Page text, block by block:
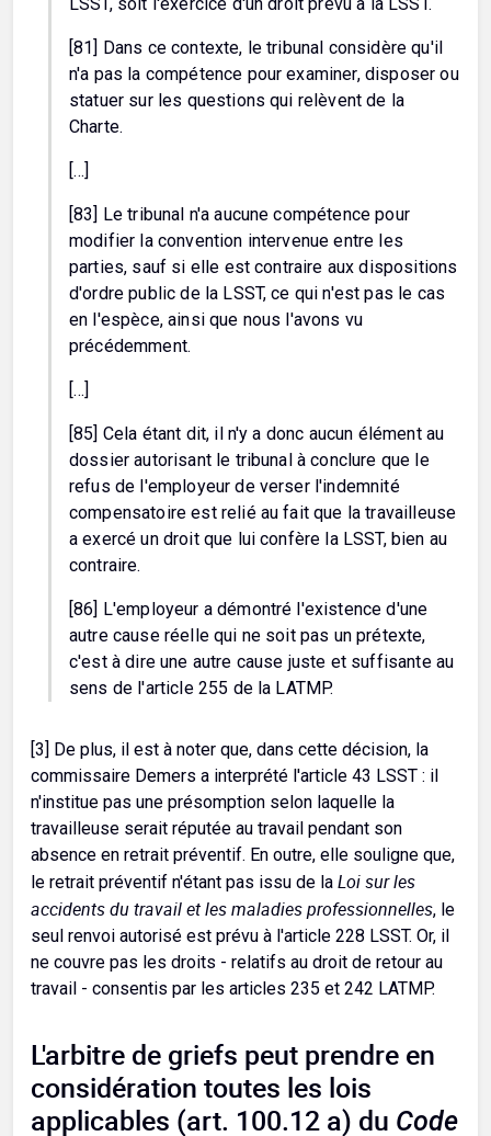
[81] Dans ce contexte, le tribunal considère qu'il
n'a pas la compétence pour examiner, disposer ou
statuer sur les questions qui relèvent de la
Charte.
[…]
[83] Le tribunal n'a aucune compétence pour
modifier la convention intervenue entre les
parties, sauf si elle est contraire aux dispositions
d'ordre public de la LSST, ce qui n'est pas le cas
en l'espèce, ainsi que nous l'avons vu
précédemment.
[…]
[85] Cela étant dit, il n'y a donc aucun élément au
dossier autorisant le tribunal à conclure que le
refus de l'employeur de verser l'indemnité
compensatoire est relié au fait que la travailleuse
a exercé un droit que lui confère la LSST, bien au
contraire.
[86] L'employeur a démontré l'existence d'une
autre cause réelle qui ne soit pas un prétexte,
c'est à dire une autre cause juste et suffisante au
sens de l'article 255 de la LATMP.
[3] De plus, il est à noter que, dans cette décision, la
commissaire Demers a interprété l'article 43 LSST : il
n'institue pas une présomption selon laquelle la
travailleuse serait réputée au travail pendant son
absence en retrait préventif. En outre, elle souligne que,
le retrait préventif n'étant pas issu de la Loi sur les
accidents du travail et les maladies professionnelles, le
seul renvoi autorisé est prévu à l'article 228 LSST. Or, il
ne couvre pas les droits - relatifs au droit de retour au
travail - consentis par les articles 235 et 242 LATMP.
L'arbitre de griefs peut prendre en
considération toutes les lois
applicables (art. 100.12 a) du Code